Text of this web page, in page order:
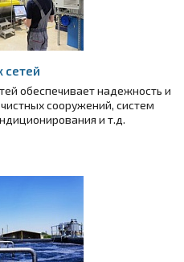
сетей
обеспечивает надежность и
сооружений, систем
и т.д.